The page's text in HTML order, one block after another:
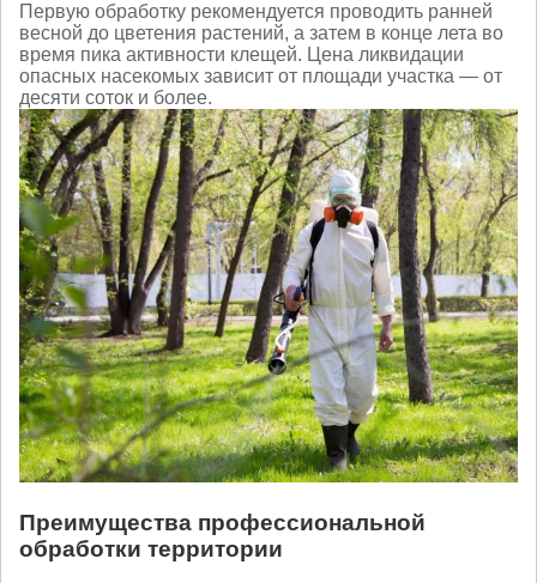
Первую обработку рекомендуется проводить ранней
весной до цветения растений, а затем в конце лета во
время пика активности клещей. Цена ликвидации
опасных насекомых зависит от площади участка — от
десяти соток и более.
Преимущества профессиональной
обработки территории